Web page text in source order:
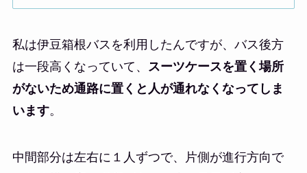
私は伊豆箱根バスを利用したんですが、バス後方
は一段高くなっていて、
スーツケースを置く場所
がないため通路に置くと人が通れなくなってしま
います。
中間部分は左右に１人ずつで、片側が進行方向で